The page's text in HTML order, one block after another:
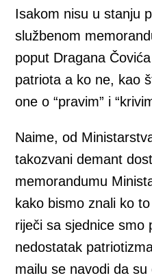
Isakom nisu u stanju
službenom
poput Dragana
patriota a ko ne, kao
one o “pravim” i
Naime, od
takozvani demant
memorandumu
kako bismo znali ko
riječi sa sjednice smo
nedostatak
mailu se navodi da